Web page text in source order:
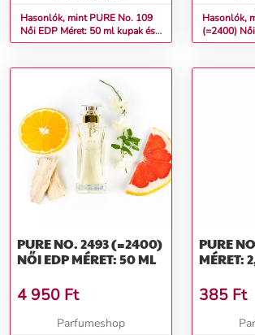
Hasonlók, mint PURE No. 109
Női EDP Méret: 50 ml kupak és
doboz nélkül
Hasonlók,
PURE NO. 2493 (=2400)
NŐI EDP MÉRET: 50 ML
4 950 Ft
Parfumeshop
PURE NO.
MÉRET:
385 Ft